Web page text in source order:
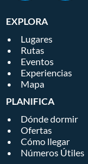
EXPLORA
Lugares
Rutas
Eventos
Experiencias
Mapa
PLANIFICA
Dónde dormir
Ofertas
Cómo llegar
Números Útiles